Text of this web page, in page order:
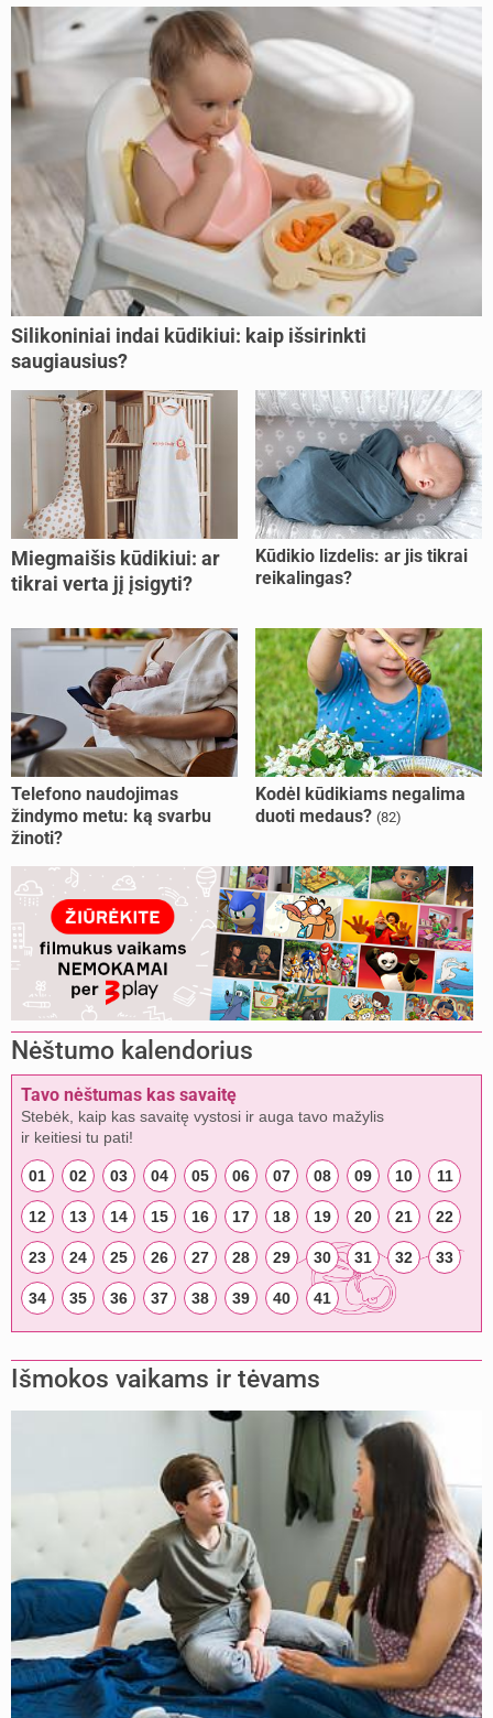
Silikoniniai indai kūdikiui: kaip išsirinkti
saugiausius?
Miegmaišis kūdikiui: ar
tikrai verta jį įsigyti?
Kūdikio lizdelis: ar jis tikrai
reikalingas?
Telefono naudojimas
žindymo metu: ką svarbu
žinoti?
Kodėl kūdikiams negalima
duoti medaus? (82)
Nėštumo kalendorius
Tavo nėštumas kas savaitę
Stebėk, kaip kas savaitę vystosi ir auga tavo mažylis
ir keitiesi tu pati!
01 02 03 04 05 06 07 08 09 10 11
12 13 14 15 16 17 18 19 20 21 22
23 24 25 26 27 28 29 30 31 32 33
34 35 36 37 38 39 40 41
Išmokos vaikams ir tėvams